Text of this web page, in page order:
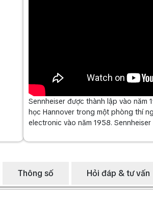
Sennheiser được thành lập vào năm
học Hannover trong một phòng thí
electronic vào năm 1958.
Thông số Hỏi đáp & tư vấn